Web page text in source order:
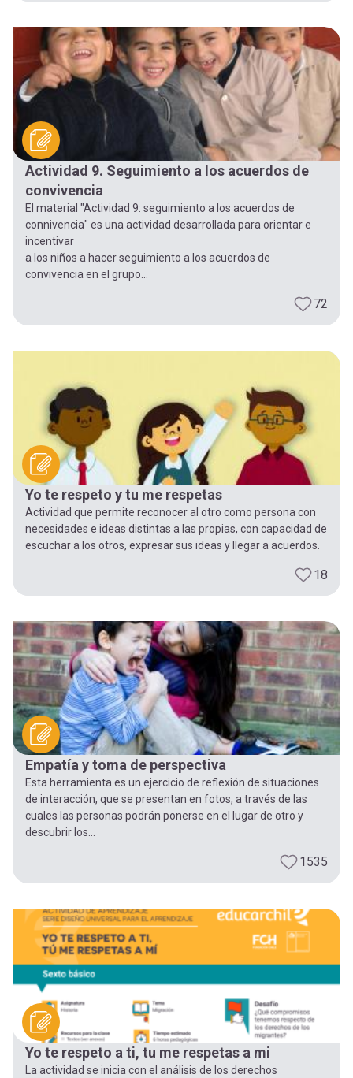
Actividad 9. Seguimiento a los acuerdos de
convivencia
El material "Actividad 9: seguimiento a los acuerdos de
connivencia" es una actividad desarrollada para orientar e
incentivar
a los niños a hacer seguimiento a los acuerdos de
convivencia en el grupo...
72
Yo te respeto y tu me respetas
Actividad que permite reconocer al otro como persona con
necesidades e ideas distintas a las propias, con capacidad de
escuchar a los otros, expresar sus ideas y llegar a acuerdos.
18
Empatía y toma de perspectiva
Esta herramienta es un ejercicio de reflexión de situaciones
de interacción, que se presentan en fotos, a través de las
cuales las personas podrán ponerse en el lugar de otro y
descubrir los...
1535
Yo te respeto a ti, tu me respetas a mi
La actividad se inicia con el análisis de los derechos